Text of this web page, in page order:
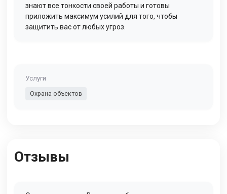
знают все тонкости своей работы и готовы
приложить максимум усилий для того, чтобы
защитить вас от любых угроз.
Услуги
Охрана объектов
Отзывы